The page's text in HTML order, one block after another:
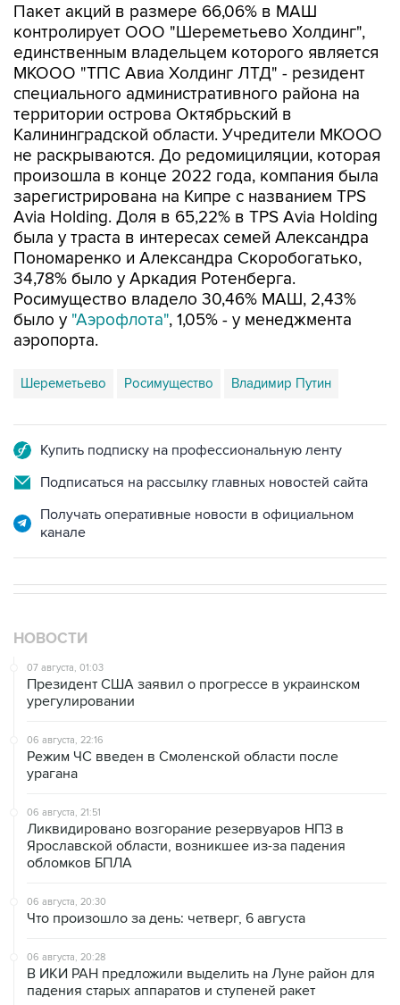
Пакет акций в размере 66,06% в МАШ
контролирует ООО "Шереметьево Холдинг",
единственным владельцем которого является
МКООО "ТПС Авиа Холдинг ЛТД" - резидент
специального административного района на
территории острова Октябрьский в
Калининградской области. Учредители МКООО
не раскрываются. До редомициляции, которая
произошла в конце 2022 года, компания была
зарегистрирована на Кипре с названием TPS
Avia Holding. Доля в 65,22% в TPS Avia Holding
была у траста в интересах семей Александра
Пономаренко и Александра Скоробогатько,
34,78% было у Аркадия Ротенберга.
Росимущество владело 30,46% МАШ, 2,43%
было у "Аэрофлота", 1,05% - у менеджмента
аэропорта.
Шереметьево Росимущество Владимир Путин
Купить подписку на профессиональную ленту
Подписаться на рассылку главных новостей сайта
Получать оперативные новости в официальном
канале
НОВОСТИ
07 августа, 01:03
Президент США заявил о прогрессе в украинском
урегулировании
06 августа, 22:16
Режим ЧС введен в Смоленской области после
урагана
06 августа, 21:51
Ликвидировано возгорание резервуаров НПЗ в
Ярославской области, возникшее из-за падения
обломков БПЛА
06 августа, 20:30
Что произошло за день: четверг, 6 августа
06 августа, 20:28
В ИКИ РАН предложили выделить на Луне район для
падения старых аппаратов и ступеней ракет